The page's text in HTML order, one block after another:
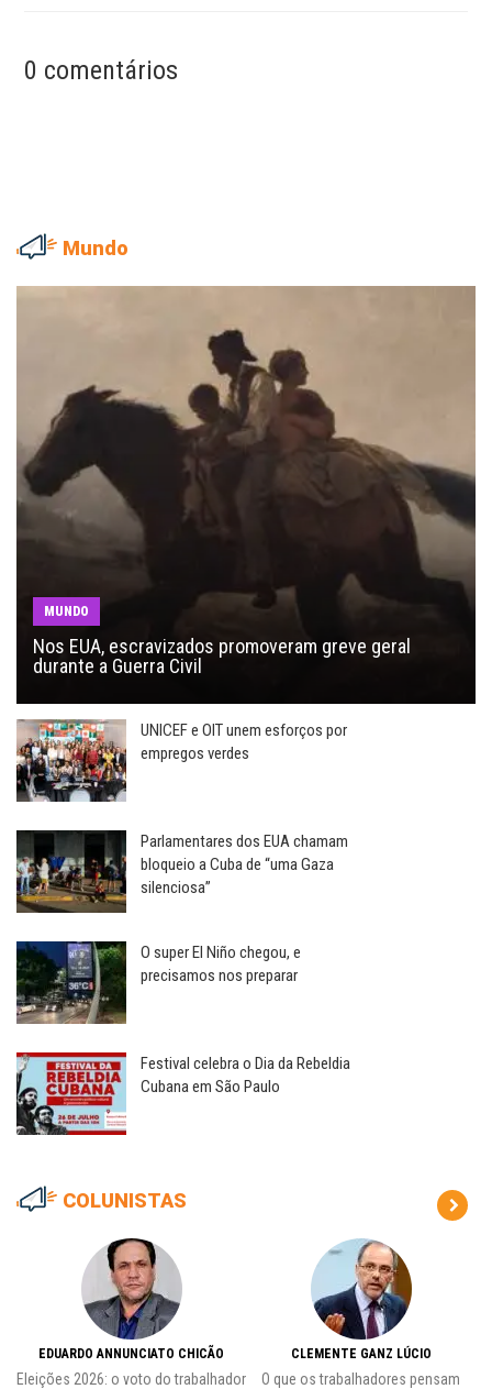
0 comentários
Mundo
MUNDO
Nos EUA, escravizados promoveram greve geral
durante a Guerra Civil
UNICEF e OIT unem esforços por
empregos verdes
Parlamentares dos EUA chamam
bloqueio a Cuba de “uma Gaza
silenciosa”
O super El Niño chegou, e
precisamos nos preparar
Festival celebra o Dia da Rebeldia
Cubana em São Paulo
COLUNISTAS
EDUARDO ANNUNCIATO CHICÃO
Eleições 2026: o voto do trabalhador
CLEMENTE GANZ LÚCIO
O que os trabalhadores pensam